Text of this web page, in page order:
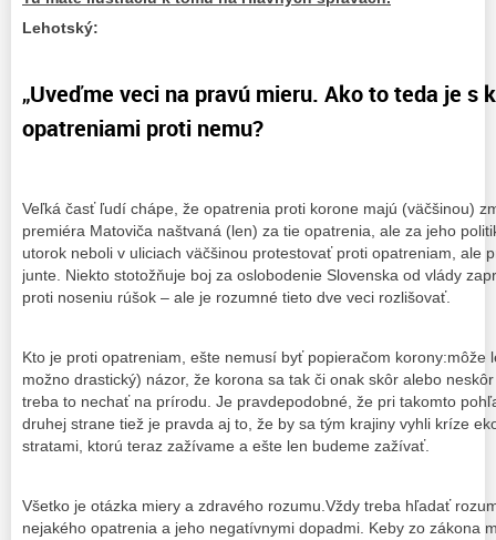
Lehotský:
„Uveďme veci na pravú mieru. Ako to teda je s
opatreniami proti nemu?
Veľká časť ľudí chápe, že opatrenia proti korone majú (väčšinou)
premiéra Matoviča naštvaná (len) za tie opatrenia, ale za jeho
utorok neboli v uliciach väčšinou protestovať proti opatreniam, ale
junte. Niekto stotožňuje boj za oslobodenie Slovenska od vlády
proti noseniu rúšok – ale je rozumné tieto dve veci rozlišovať.
Kto je proti opatreniam, ešte nemusí byť popieračom korony:môže
možno drastický) názor, že korona sa tak či onak skôr alebo
treba to nechať na prírodu. Je pravdepodobné, že pri takomto
druhej strane tiež je pravda aj to, že by sa tým krajiny vyhli kríze
stratami, ktorú teraz zažívame a ešte len budeme zažívať.
Všetko je otázka miery a zdravého rozumu.Vždy treba hľadať
nejakého opatrenia a jeho negatívnymi dopadmi. Keby zo zákona